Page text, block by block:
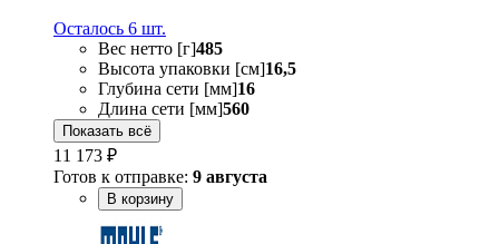
Осталось 6 шт.
Вес нетто [г]485
Высота упаковки [см]16,5
Глубина сети [мм]16
Длина сети [мм]560
Показать всё
11 173 ₽
Готов к отправке: 9 августа
В корзину